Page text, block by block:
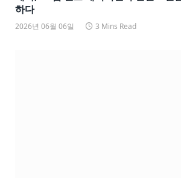
하다
2026년 06월 06일 3 Mins Read